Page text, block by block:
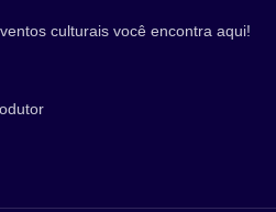
culturais você encontra aqui!